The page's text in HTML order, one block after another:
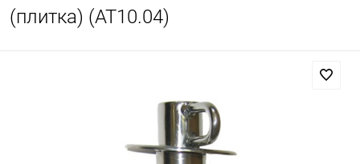
(плитка) (AT10.04)